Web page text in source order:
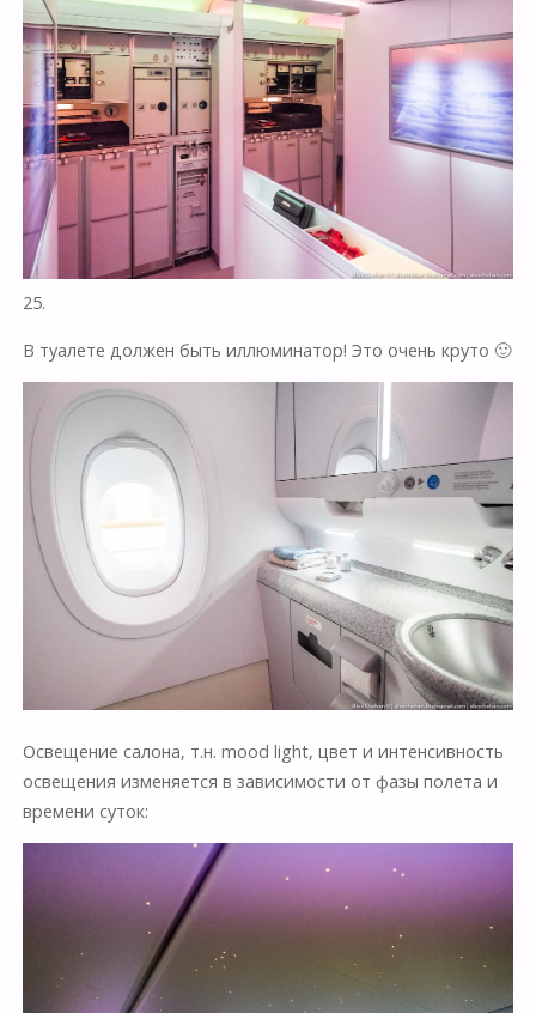
25.
В туалете должен быть иллюминатор! Это очень круто 🙂
Освещение салона, т.н. mood light, цвет и интенсивность
освещения изменяется в зависимости от фазы полета и
времени суток: